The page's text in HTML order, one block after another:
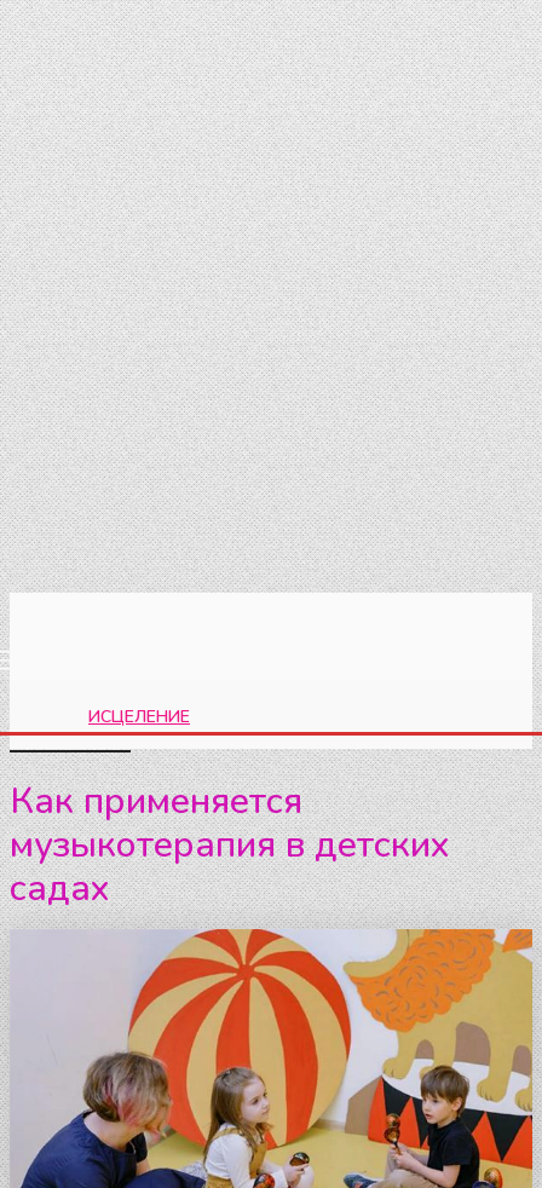
ИСЦЕЛЕНИЕ
Как применяется
музыкотерапия в детских
садах